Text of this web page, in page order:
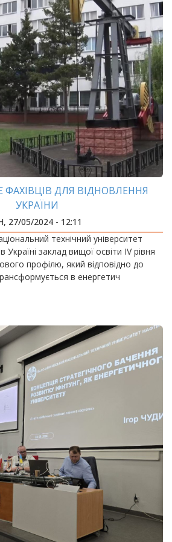
ФАХІВЦІВ ДЛЯ ВІДНОВЛЕННЯ
УКРАЇНИ
27/05/2024 - 12:11
технічний університет
Україні заклад вищої освіти IV рівня
профілю, який відповідно до
в енергетич